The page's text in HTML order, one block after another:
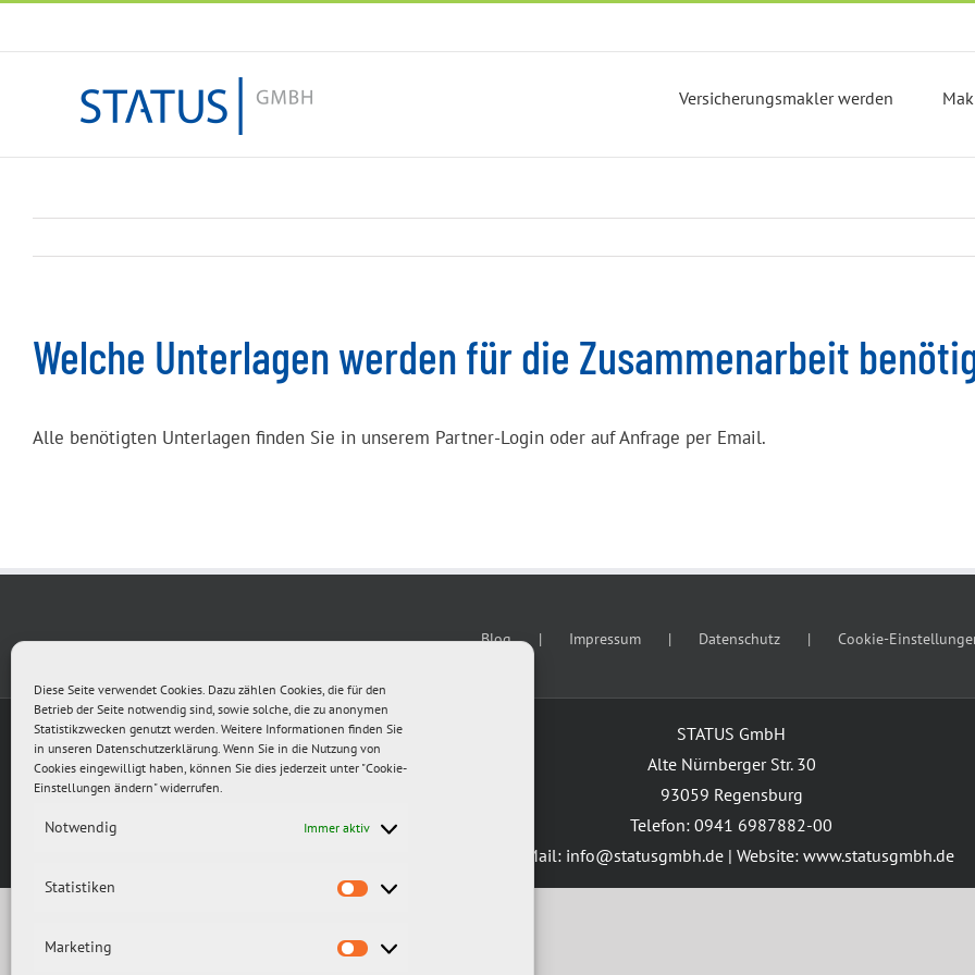
Diese Seite verwendet Cookies. Dazu zählen Cookies, die für den
Betrieb der Seite notwendig sind, sowie solche, die zu anonymen
Statistikzwecken genutzt werden. Weitere Informationen finden Sie
in unseren Datenschutzerklärung. Wenn Sie in die Nutzung von
Cookies eingewilligt haben, können Sie dies jederzeit unter "Cookie-
Einstellungen ändern" widerrufen.
Notwendig Immer aktiv
Statistiken
Statistiken
Marketing
Marketing
Inhalt
Versicherungsmakler werden
Welche Unterlagen werden für die Zusammenarbeit
Alle benötigten Unterlagen finden Sie in unserem Partner-Login oder auf Anfrage per Email.
Blog Impressum Datenschutz Cookie-
STATUS GmbH
Alte Nürnberger Str. 30
93059 Regensburg
Telefon: 0941 6987882-00
E-Mail: info@statusgmbh.de | Website: www.statusgmbh.de